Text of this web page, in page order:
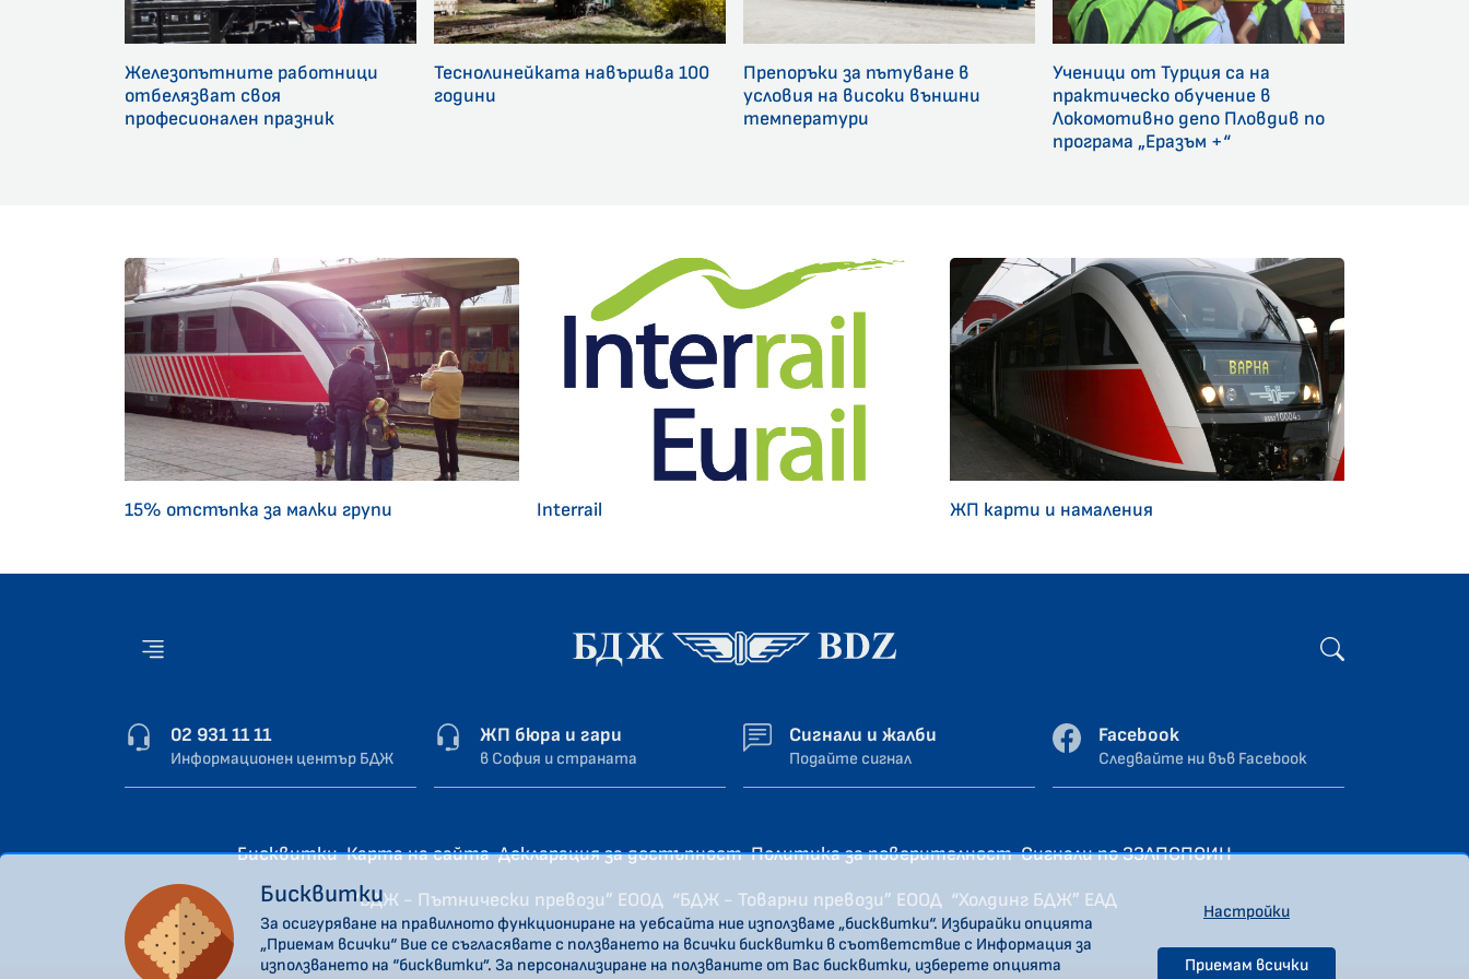
Железопътните работници
отбелязват своя
професионален празник
Теснолинейката навършва 100
години
Препоръки за пътуване в
условия на високи външни
температури
Ученици от Турция са на
практическо обучение в
Локомотивно депо Пловдив по
програма „Еразъм +“
15% отстъпка за малки групи Interrail ЖП карти и намаления
02 931 11 11
Информационен център БДЖ
ЖП бюра и гари
в София и страната
Сигнали и жалби
Подайте сигнал
Facebook
Следвайте ни във Facebook
Бисквитки Карта на сайта Декларация за достъпност Политика за поверителност Сигнали по ЗЗЛПСПОИН
“БДЖ - Пътнически превози” ЕООД “БДЖ - Товарни превози” ЕООД “Холдинг БДЖ” ЕАД
Бисквитки
За осигуряване на правилното функциониране на уебсайта ние използваме „бисквитки“. Избирайки опцията
„Приемам всички“ Вие се съгласявате с ползването на всички бисквитки в съответствие с Информация за
използването на “бисквитки”. За персонализиране на ползваните от Вас бисквитки, изберете опцията
Настройки
Приемам всички